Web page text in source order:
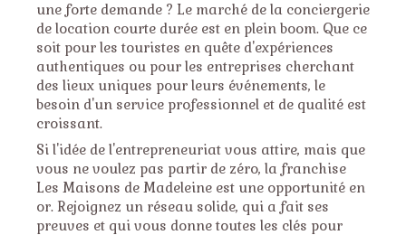
une forte demande ? Le marché de la conciergerie
de location courte durée est en plein boom. Que ce
soit pour les touristes en quête d'expériences
authentiques ou pour les entreprises cherchant
des lieux uniques pour leurs événements, le
besoin d'un service professionnel et de qualité est
croissant.
Si l'idée de l'entrepreneuriat vous attire, mais que
vous ne voulez pas partir de zéro, la franchise
Les Maisons de Madeleine est une opportunité en
or. Rejoignez un réseau solide, qui a fait ses
preuves et qui vous donne toutes les clés pour